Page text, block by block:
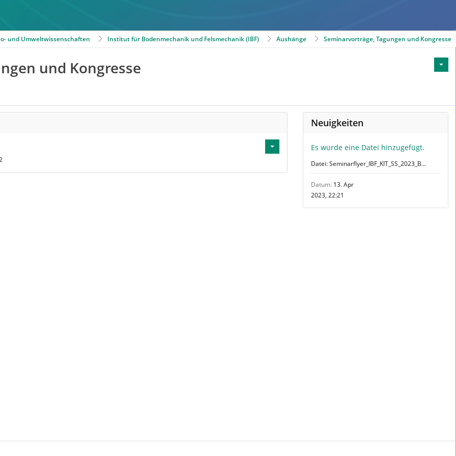
Seminarvorträge, Tagungen und Kongresse
Aushänge
Institut für Bodenmechanik und Felsmechanik (IBF)
und Umweltwissenschaften
und Kongresse
Neuigkeiten
Es wurde eine Datei hinzugefügt.
Datei: Seminarflyer_IBF_KIT_SS_2023_B...
Datum 13. Apr
2023, 22:21